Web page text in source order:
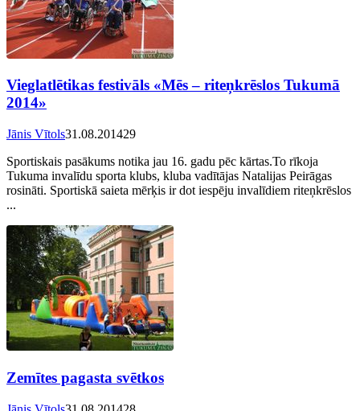
Vieglatlētikas festivāls «Mēs – riteņkrēslos Tukumā
2014»
Jānis Vītols31.08.201429
Sportiskais pasākums notika jau 16. gadu pēc kārtas.To rīkoja
Tukuma invalīdu sporta klubs, kluba vadītājas Natalijas Peirāgas
rosināti. Sportiskā saieta mērķis ir dot iespēju invalīdiem riteņkrēslos
...
Zemītes pagasta svētkos